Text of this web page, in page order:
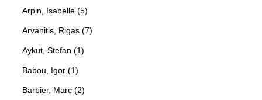
Arpin, Isabelle (5)
Arvanitis, Rigas (7)
Aykut, Stefan (1)
Babou, Igor (1)
Barbier, Marc (2)